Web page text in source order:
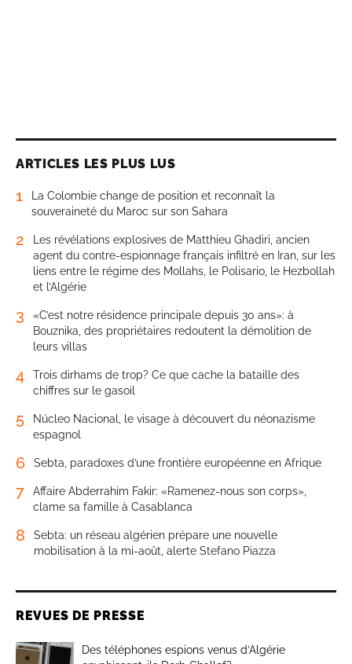
ARTICLES LES PLUS LUS
1
La Colombie change de position et reconnaît la
souveraineté du Maroc sur son Sahara
2
Les révélations explosives de Matthieu Ghadiri, ancien
agent du contre-espionnage français infiltré en Iran, sur les
liens entre le régime des Mollahs, le Polisario, le Hezbollah
et l’Algérie
3
«C’est notre résidence principale depuis 30 ans»: à
Bouznika, des propriétaires redoutent la démolition de
leurs villas
4
Trois dirhams de trop? Ce que cache la bataille des
chiffres sur le gasoil
5
Núcleo Nacional, le visage à découvert du néonazisme
espagnol
6 Sebta, paradoxes d’une frontière européenne en Afrique
7
Affaire Abderrahim Fakir: «Ramenez-nous son corps»,
clame sa famille à Casablanca
8
Sebta: un réseau algérien prépare une nouvelle
mobilisation à la mi-août, alerte Stefano Piazza
REVUES DE PRESSE
Des téléphones espions venus d’Algérie